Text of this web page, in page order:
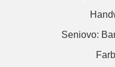
Seniovo: